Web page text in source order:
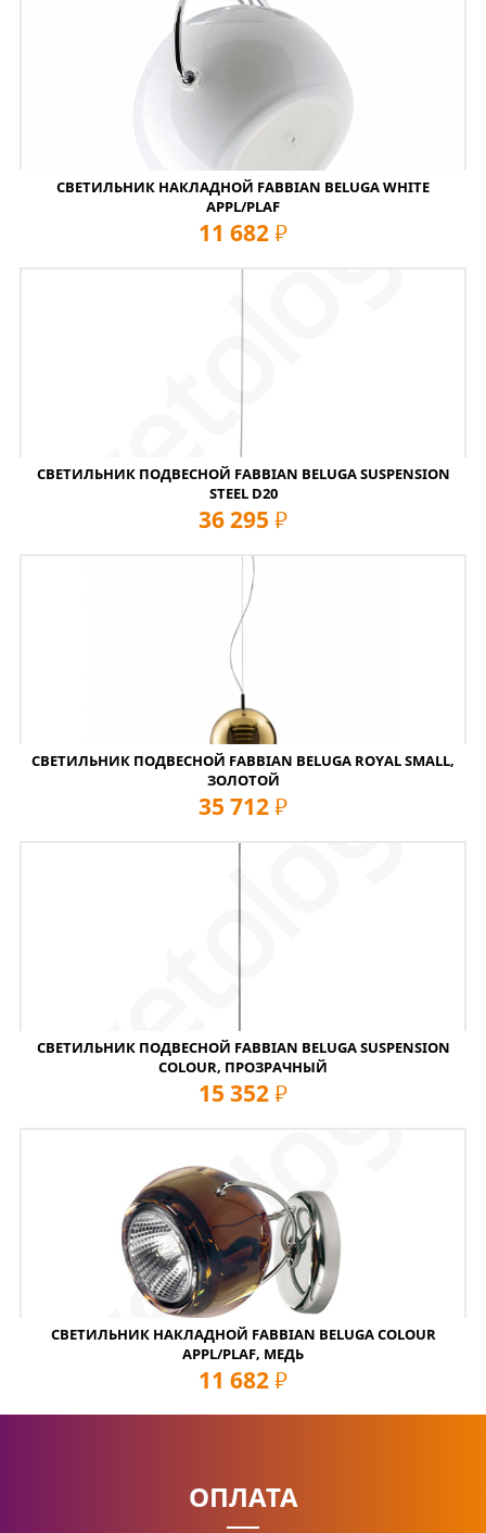
СВЕТИЛЬНИК НАКЛАДНОЙ FABBIAN BELUGA WHITE
APPL/PLAF
11 682 руб
СВЕТИЛЬНИК ПОДВЕСНОЙ FABBIAN BELUGA SUSPENSION
STEEL D20
36 295 руб
СВЕТИЛЬНИК ПОДВЕСНОЙ FABBIAN BELUGA ROYAL SMALL,
ЗОЛОТОЙ
35 712 руб
СВЕТИЛЬНИК ПОДВЕСНОЙ FABBIAN BELUGA SUSPENSION
COLOUR, ПРОЗРАЧНЫЙ
15 352 руб
СВЕТИЛЬНИК НАКЛАДНОЙ FABBIAN BELUGA COLOUR
APPL/PLAF, МЕДЬ
11 682 руб
ОПЛАТА